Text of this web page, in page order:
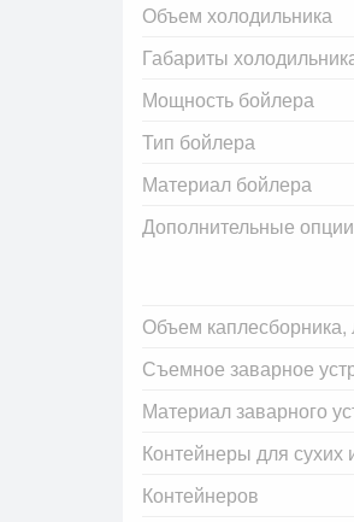
Объем холодильника
Габариты
Мощность бойлера
Тип бойлера
Материал бойлера
Дополнительные опции
Объем каплесборника,
Съемное заварное
Материал заварного
Контейнеры для сухих
Контейнеров